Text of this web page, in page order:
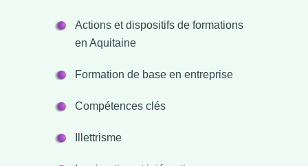
Actions et dispositifs de formations
en Aquitaine
Formation de base en entreprise
Compétences clés
Illettrisme